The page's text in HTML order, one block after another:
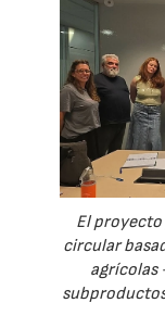
El
circular
agrícolas